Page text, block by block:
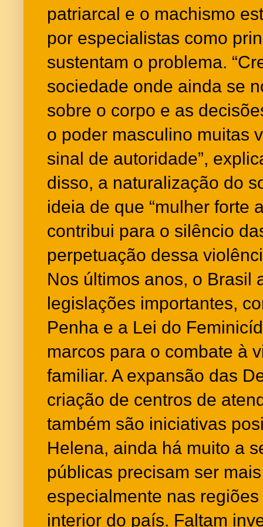
patriarcal e o machismo
por especialistas como
sustentam o problema.
sociedade onde ainda se
sobre o corpo e as
o poder masculino muitas
sinal de autoridade”,
disso, a naturalização do
ideia de que “mulher forte
contribui para o silêncio
perpetuação dessa
Nos últimos anos, o Brasil
legislações importantes,
Penha e a Lei do
marcos para o combate à
familiar. A expansão das
criação de centros de
também são iniciativas
Helena, ainda há muito a
públicas precisam ser
especialmente nas
interior do país. Faltam